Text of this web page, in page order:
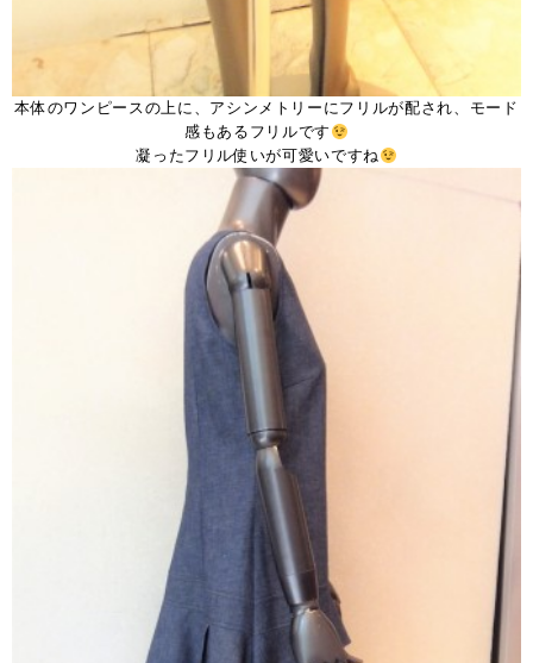
本体のワンピースの上に、アシンメトリーにフリルが配され、モード
感もあるフリルです
凝ったフリル使いが可愛いですね